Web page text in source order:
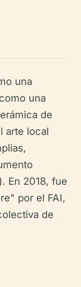
una
una
de
arte local
). En 2018, fue
por el FAI,
de